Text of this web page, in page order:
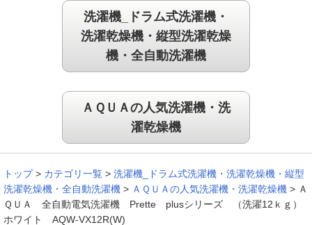
洗濯機_ドラム式洗濯機・
洗濯乾燥機・縦型洗濯乾燥
機・全自動洗濯機
ＡＱＵＡの人気洗濯機・洗
濯乾燥機
トップ > カテゴリ一覧 > 洗濯機_ドラム式洗濯機・洗濯乾燥機・縦型
洗濯乾燥機・全自動洗濯機 > ＡＱＵＡの人気洗濯機・洗濯乾燥機 > Ａ
ＱＵＡ 全自動電気洗濯機 Prette plusシリーズ （洗濯12ｋｇ）
ホワイト AQW-VX12R(W)